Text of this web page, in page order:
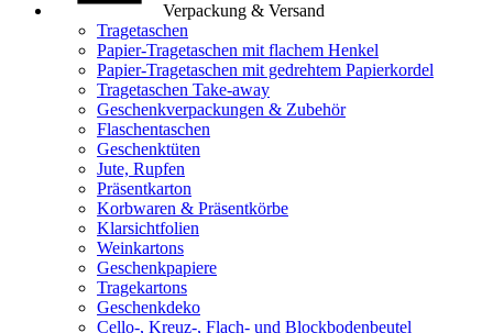
Verpackung & Versand
Tragetaschen
Papier-Tragetaschen mit flachem Henkel
Papier-Tragetaschen mit gedrehtem Papierkordel
Tragetaschen Take-away
Geschenkverpackungen & Zubehör
Flaschentaschen
Geschenktüten
Jute, Rupfen
Präsentkarton
Korbwaren & Präsentkörbe
Klarsichtfolien
Weinkartons
Geschenkpapiere
Tragekartons
Geschenkdeko
Cello-, Kreuz-, Flach- und Blockbodenbeutel